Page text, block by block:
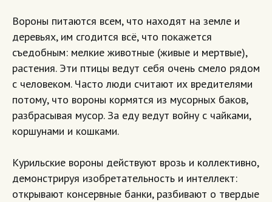
Вороны питаются всем, что находят на земле и
деревьях, им сгодится всё, что покажется
съедобным: мелкие животные (живые и мертвые),
растения. Эти птицы ведут себя очень смело рядом
с человеком. Часто люди считают их вредителями
потому, что вороны кормятся из мусорных баков,
разбрасывая мусор. За еду ведут войну с чайками,
коршунами и кошками.
Курильские вороны действуют врозь и коллективно,
демонстрируя изобретательность и интеллект:
открывают консервные банки, разбивают о твердые